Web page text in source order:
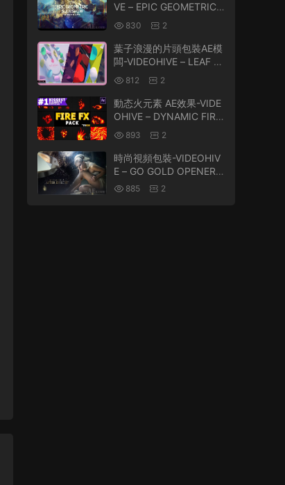
VE – EPIC GEOMETRIC
SLIDESHOW FOR PREMI
ERE PRO 25779406
830 2
葉子浪漫的片頭包裝AE模
闆-VIDEOHIVE – LEAF R
OMANTIC OPENER – 25
624324
812 2
動态火元素 AE效果-VIDE
OHIVE – DYNAMIC FIRE
ELEMENTS | AFTER EFF
ECTS 26004189
893 2
時尚視頻包裝-VIDEOHIV
E – GO GOLD OPENER –
25891322
885 2